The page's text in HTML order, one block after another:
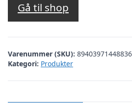
Gå til shop
Varenummer (SKU):
Kategori: Produkter